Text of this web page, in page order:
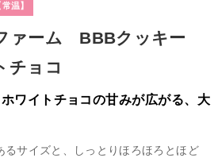
温】
ァーム BBBクッキー
チョコ
ワイトチョコの甘みが広がる、大
サイズと、しっとりほろほろとほど